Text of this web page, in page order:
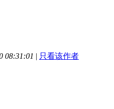
08:31:01 | 只看该作者